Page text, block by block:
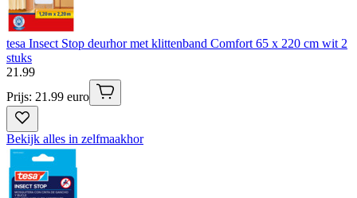
tesa Insect Stop deurhor met klittenband Comfort 65 x 220 cm wit 2
stuks
21 .99
Prijs: 21.99 euro
Bekijk alles in zelfmaakhor